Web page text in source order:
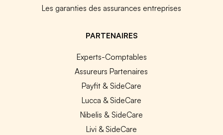
Les garanties des assurances entreprises
PARTENAIRES
Experts-Comptables
Assureurs Partenaires
Payfit & SideCare
Lucca & SideCare
Nibelis & SideCare
Livi & SideCare